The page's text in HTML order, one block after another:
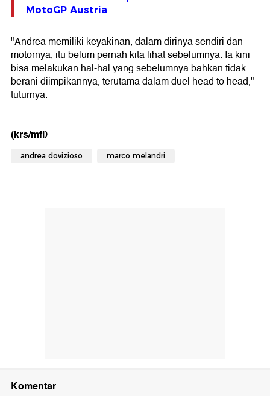
MotoGP Austria
"Andrea memiliki keyakinan, dalam dirinya sendiri dan
motornya, itu belum pernah kita lihat sebelumnya. Ia kini
bisa melakukan hal-hal yang sebelumnya bahkan tidak
berani diimpikannya, terutama dalam duel head to head,"
tuturnya.
(krs/mfi)
andrea dovizioso marco melandri
Komentar